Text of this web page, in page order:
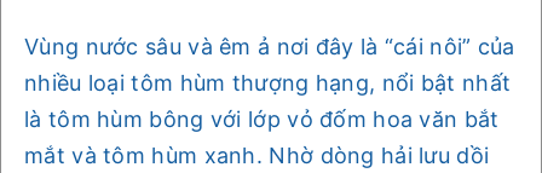
Vùng nước sâu và êm ả nơi đây là “cái nôi” của
nhiều loại tôm hùm thượng hạng, nổi bật nhất
là tôm hùm bông với lớp vỏ đốm hoa văn bắt
mắt và tôm hùm xanh. Nhờ dòng hải lưu dồi